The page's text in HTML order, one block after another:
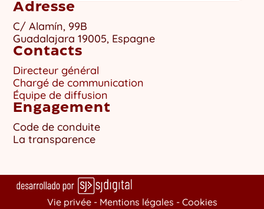
Adresse
C/ Alamín, 99B
Guadalajara 19005, Espagne
Contacts
Directeur général
Chargé de communication
Équipe de diffusion
Engagement
Code de conduite
La transparence
Vie privée - Mentions légales - Cookies